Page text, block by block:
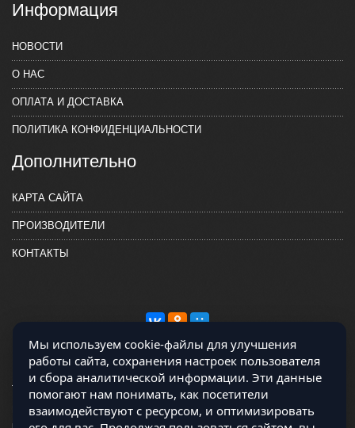
Информация
НОВОСТИ
О НАС
ОПЛАТА И ДОСТАВКА
ПОЛИТИКА КОНФИДЕНЦИАЛЬНОСТИ
Дополнительно
КАРТА САЙТА
ПРОИЗВОДИТЕЛИ
КОНТАКТЫ
Магазин работает на OCLite Комплект-А - радиодетали и электронные
Мы используем cookie-файлы для улучшения
работы сайта, сохранения настроек пользователя
и сбора аналитической информации. Эти данные
помогают нам понимать, как посетители
взаимодействуют с ресурсом, и оптимизировать